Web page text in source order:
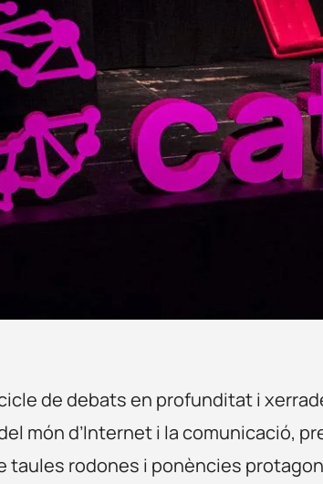
de debats en profunditat i
món d’Internet i la comunicació,
taules rodones i ponències